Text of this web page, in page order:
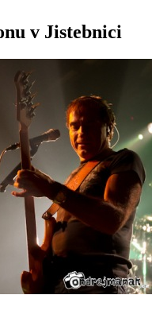
v Jistebnici